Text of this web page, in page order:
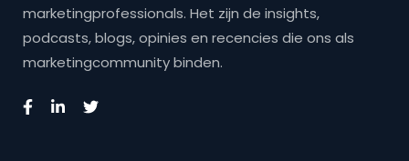
marketingprofessionals. Het zijn de insights,
podcasts, blogs, opinies en recencies die ons als
marketingcommunity binden.